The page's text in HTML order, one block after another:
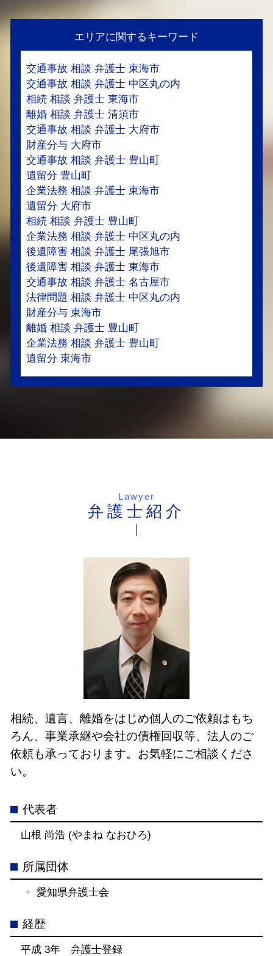
エリアに関するキーワード
交通事故 相談 弁護士 東海市
交通事故 相談 弁護士 中区丸の内
相続 相談 弁護士 東海市
離婚 相談 弁護士 清須市
交通事故 相談 弁護士 大府市
財産分与 大府市
交通事故 相談 弁護士 豊山町
遺留分 豊山町
企業法務 相談 弁護士 東海市
遺留分 大府市
相続 相談 弁護士 豊山町
企業法務 相談 弁護士 中区丸の内
後遺障害 相談 弁護士 尾張旭市
後遺障害 相談 弁護士 東海市
交通事故 相談 弁護士 名古屋市
法律問題 相談 弁護士 中区丸の内
財産分与 東海市
離婚 相談 弁護士 豊山町
企業法務 相談 弁護士 豊山町
遺留分 東海市
Lawyer
弁護士紹介
相続、遺言、離婚をはじめ個人のご依頼はもち
ろん、事業承継や会社の債権回収等、法人のご
依頼も承っております。お気軽にご相談くださ
い。
代表者
山根 尚浩 (やまね なおひろ)
所属団体
愛知県弁護士会
経歴
平成 3年 弁護士登録